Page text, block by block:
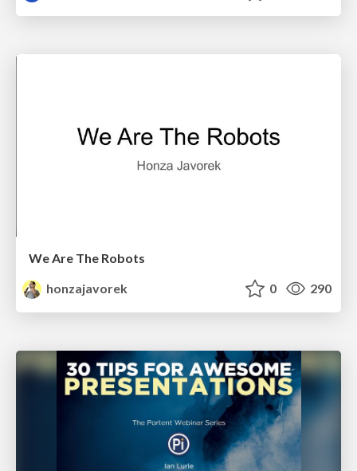
We Are The Robots
honzajavorek
0 290